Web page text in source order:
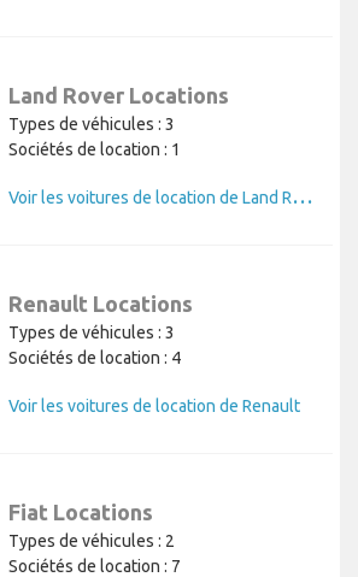
Land Rover Locations
Types de véhicules : 3
Sociétés de location : 1
V
oir les voitures de location de Land Rover
Renault Locations
Types de véhicules : 3
Sociétés de location : 4
Voir les voitures de location de Renault
Fiat Locations
Types de véhicules : 2
Sociétés de location : 7